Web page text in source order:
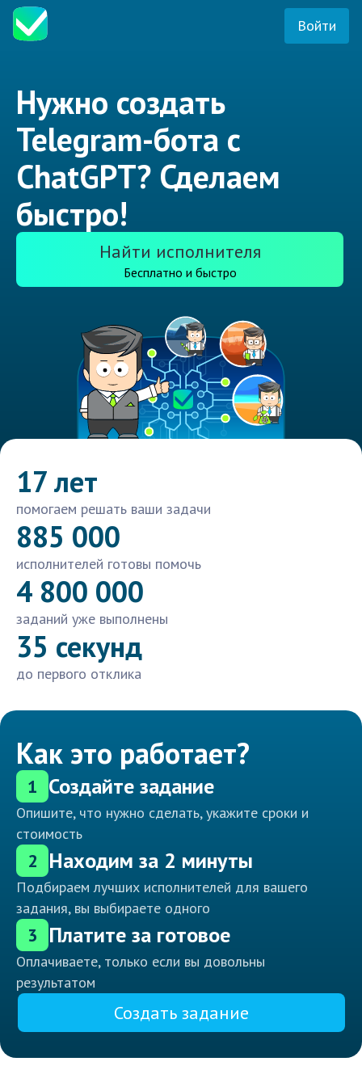
Войти
Нужно создать
Telegram-бота с
ChatGPT? Сделаем
быстро!
Найти исполнителя
Бесплатно и быстро
17 лет
помогаем решать ваши задачи
885 000
исполнителей готовы помочь
4 800 000
заданий уже выполнены
35 секунд
до первого отклика
Как это работает?
1 Создайте задание
Опишите, что нужно сделать, укажите сроки и
стоимость
2 Находим за 2 минуты
Подбираем лучших исполнителей для вашего
задания, вы выбираете одного
3 Платите за готовое
Оплачиваете, только если вы довольны
результатом
Создать задание